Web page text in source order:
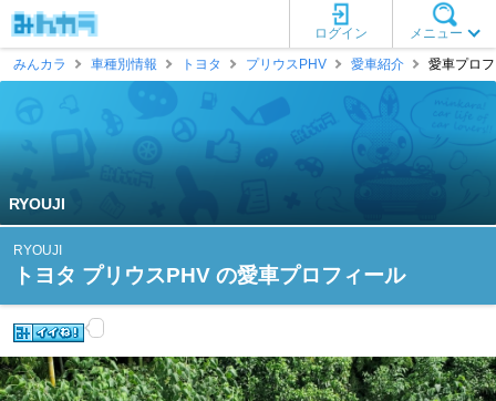
メニュー
ログイン
みんカラ
車種別情報 トヨタ プリウスPHV 愛車紹介 愛車プロ
RYOUJI
RYOUJI
トヨタ プリウスPHV の愛車プロフィール